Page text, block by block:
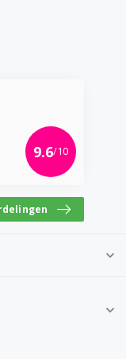
9.6/10